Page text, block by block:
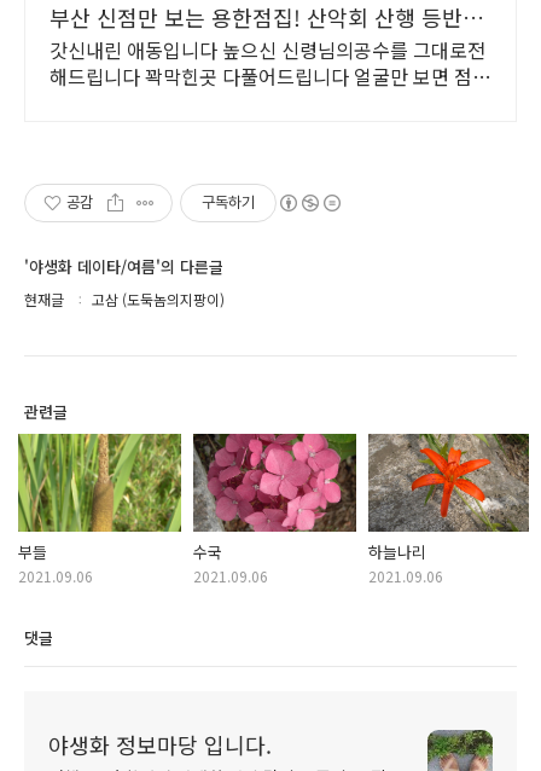
부산 신점만 보는 용한점집! 산악회 산행 등반
정상등정
갓신내린 애동입니다 높으신 신령님의공수를 그대로전
해드립니다 꽉막힌곳 다풀어드립니다 얼굴만 보면 점사
공감 구독하기
'야생화 데이타/여름'의 다른글
현재글 고삼 (도둑놈의지팡이)
관련글
부들
2021.09.06
수국
2021.09.06
하늘나리
2021.09.06
댓글
야생화 정보마당 입니다.